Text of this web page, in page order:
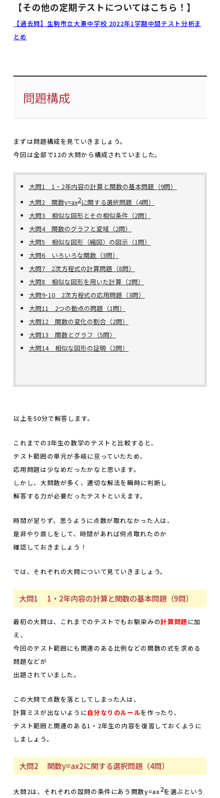
【その他の定期テストについてはこちら！】
【過去問】生駒市立大瀬中学校 2022年1学期中間テスト分析ま
とめ
問題構成
まずは問題構成を見ていきましょう。
今回は全部で12の大問から構成されていました。
大問1 1・2年内容の計算と関数の基本問題（9問）
大問2 関数y=ax2に関する選択問題（4問）
大問3 相似な図形とその相似条件（2問）
大問4 関数のグラフと変域（2問）
大問5 相似な図形（縮図）の図示（1問）
大問6 いろいろな関数（3問）
大問7 2次方程式の計算問題（8問）
大問8 相似な図形を用いた計算（2問）
大問9･10 2次方程式の応用問題（3問）
大問11 2つの動点の問題（1問）
大問12 関数の変化の割合（2問）
大問13 関数とグラフ（5問）
大問14 相似な図形の証明（2問）
以上を50分で解答します。
これまでの3年生の数学のテストと比較すると、
テスト範囲の単元が多岐に亘っていたため、
応用問題は少なめだったかなと思います。
しかし、大問数が多く、適切な解法を瞬時に判断し
解答する力が必要だったテストといえます。
時間が足りず、思うように点数が取れなかった人は、
是非やり直しをして、時間があれば何点取れたのか
確認しておきましょう！
では、それぞれの大問について見ていきましょう。
大問1 1・2年内容の計算と関数の基本問題（9問）
最初の大問は、これまでのテストでもお馴染みの計算問題に加
え、
今回のテスト範囲にも関連のある比例などの関数の式を求める
問題などが
出題されていました。
この大問で点数を落としてしまった人は、
計算ミスが出ないように自分なりのルールを作ったり、
テスト範囲と関連のある1・2年生の内容を復習しておくように
しましょう。
大問2 関数y=ax2に関する選択問題（4問）
大問2は、それぞれの設問の条件にあう関数y=ax2を選ぶという